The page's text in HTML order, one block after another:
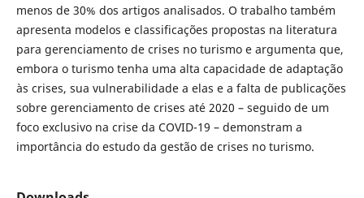
menos de 30% dos artigos analisados. O trabalho também
apresenta modelos e classificações propostas na literatura
para gerenciamento de crises no turismo e argumenta que,
embora o turismo tenha uma alta capacidade de adaptação
às crises, sua vulnerabilidade a elas e a falta de publicações
sobre gerenciamento de crises até 2020 – seguido de um
foco exclusivo na crise da COVID-19 – demonstram a
importância do estudo da gestão de crises no turismo.